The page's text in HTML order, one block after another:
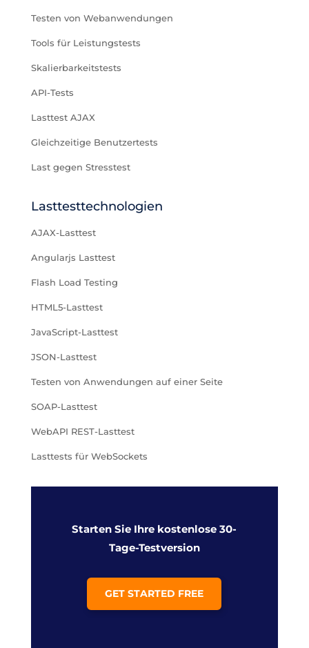
Testen von Webanwendungen
Tools für Leistungstests
Skalierbarkeitstests
API-Tests
Lasttest AJAX
Gleichzeitige Benutzertests
Last gegen Stresstest
Lasttesttechnologien
AJAX-Lasttest
Angularjs Lasttest
Flash Load Testing
HTML5-Lasttest
JavaScript-Lasttest
JSON-Lasttest
Testen von Anwendungen auf einer Seite
SOAP-Lasttest
WebAPI REST-Lasttest
Lasttests für WebSockets
Starten Sie Ihre kostenlose 30-
Tage-Testversion
GET STARTED FREE